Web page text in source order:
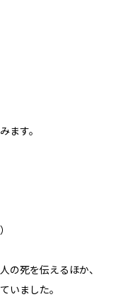
ます。
の死を伝えるほか、
いました。